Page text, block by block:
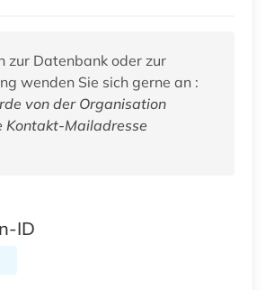
zur Datenbank oder zur
Lizenzierung wenden Sie sich gerne an :
von der Organisation
Kontakt-Mailadresse
ID